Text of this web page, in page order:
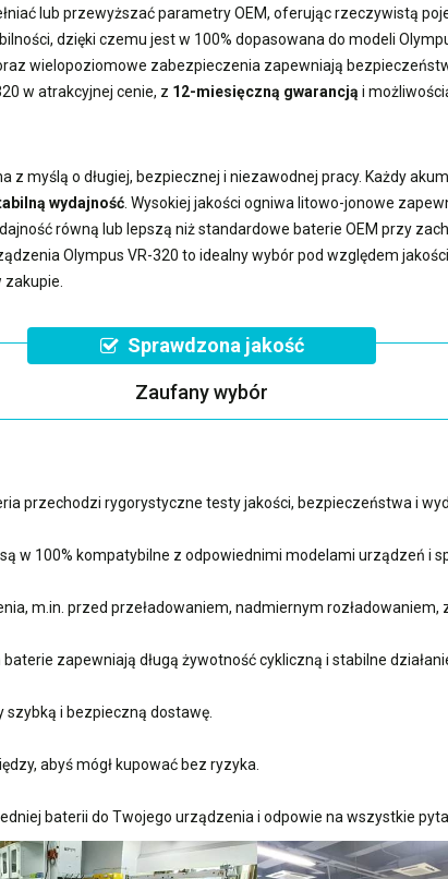
lub przewyższać parametry OEM, oferując rzeczywistą
dzięki czemu jest w 100% dopasowana do modeli
wielopoziomowe zabezpieczenia zapewniają
w atrakcyjnej cenie, z 12-miesięczną gwarancją i
z myślą o długiej, bezpiecznej i niezawodnej pracy. Każdy
wydajność . Wysokiej jakości ogniwa litowo-jonowe
równą lub lepszą niż standardowe baterie OEM przy
Olympus VR-320 to idealny wybór pod względem
Sprawdzona jakość
Zaufany wybór
przechodzi rygorystyczne testy jakości, bezpieczeństwa i
w 100% kompatybilne z odpowiednimi modelami urządzeń i
m.in. przed przeładowaniem, nadmiernym
zapewniają długą żywotność cykliczną i stabilne
i bezpieczną dostawę.
abyś mógł kupować bez ryzyka.
baterii do Twojego urządzenia i odpowie na wszystkie